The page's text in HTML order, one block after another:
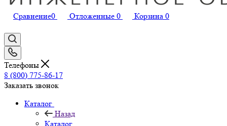
Сравнение0 Отложенные 0 Корзина 0
Телефоны
8 (800) 775-86-17
Заказать звонок
Каталог
Назад
Каталог